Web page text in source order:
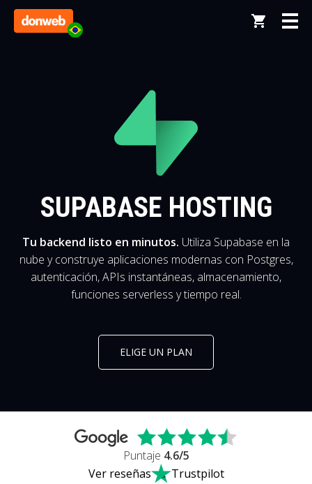
SUPABASE HOSTING
Tu backend listo en minutos. Utiliza Supabase en la
nube y construye aplicaciones modernas con Postgres,
autenticación, APIs instantáneas, almacenamiento,
funciones serverless y tiempo real.
ELIGE UN PLAN
Puntaje 4.6/5
Ver reseñas
Trustpilot